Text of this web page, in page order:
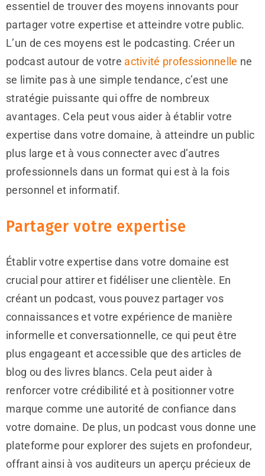
essentiel de trouver des moyens innovants pour
partager votre expertise et atteindre votre public.
L’un de ces moyens est le podcasting. Créer un
podcast autour de votre activité professionnelle ne
se limite pas à une simple tendance, c’est une
stratégie puissante qui offre de nombreux
avantages. Cela peut vous aider à établir votre
expertise dans votre domaine, à atteindre un public
plus large et à vous connecter avec d’autres
professionnels dans un format qui est à la fois
personnel et informatif.
Partager votre expertise
Établir votre expertise dans votre domaine est
crucial pour attirer et fidéliser une clientèle. En
créant un podcast, vous pouvez partager vos
connaissances et votre expérience de manière
informelle et conversationnelle, ce qui peut être
plus engageant et accessible que des articles de
blog ou des livres blancs. Cela peut aider à
renforcer votre crédibilité et à positionner votre
marque comme une autorité de confiance dans
votre domaine. De plus, un podcast vous donne une
plateforme pour explorer des sujets en profondeur,
offrant ainsi à vos auditeurs un aperçu précieux de